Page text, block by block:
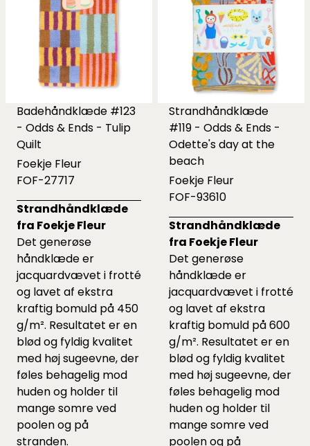
Badehåndklæde #123
- Odds & Ends - Tulip
Quilt
Foekje Fleur
FOF-27717
Strandhåndklæde
fra Foekje Fleur
Det generøse
håndklæde er
jacquardvævet i frotté
og lavet af ekstra
kraftig bomuld på 450
g/m². Resultatet er en
blød og fyldig kvalitet
med høj sugeevne, der
føles behagelig mod
huden og holder til
mange somre ved
poolen og på
stranden.
Strandhåndklæde
#119 - Odds & Ends -
Odette's day at the
beach
Foekje Fleur
FOF-93610
Strandhåndklæde
fra Foekje Fleur
Det generøse
håndklæde er
jacquardvævet i frotté
og lavet af ekstra
kraftig bomuld på 600
g/m². Resultatet er en
blød og fyldig kvalitet
med høj sugeevne, der
føles behagelig mod
huden og holder til
mange somre ved
poolen og på